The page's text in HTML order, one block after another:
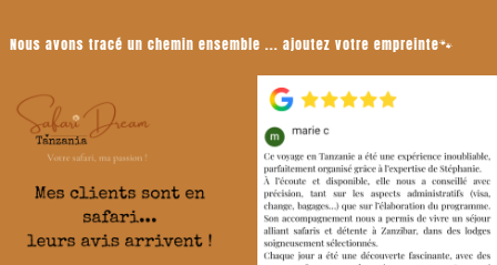
Nous avons tracé un chemin ensemble ... ajoutez votre empreinte🐾